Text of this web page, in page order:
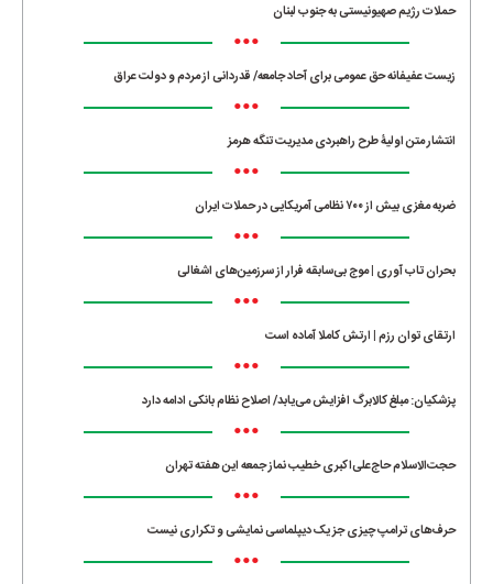
حملات رژیم صهیونیستی به جنوب لبنان
•••
زیست عفیفانه حق عمومی برای آحاد جامعه/ قدردانی از مردم و دولت عراق
•••
انتشار متن اولیۀ طرح راهبردی مدیریت تنگه هرمز
•••
ضربه مغزی بیش از ۷۰۰ نظامی آمریکایی در حملات ایران
•••
بحران تاب آوری | موج بی‌سابقه فرار از سرزمین‌های اشغالی
•••
ارتقای توان رزم | ارتش کاملا آماده است
•••
پزشکیان: مبلغ کالابرگ افزایش می‌یابد/ اصلاح نظام بانکی ادامه دارد
•••
حجت‌الاسلام حاج‌علی‌اکبری خطیب نماز جمعه این هفته تهران
•••
حرف‌های ترامپ چیزی جز یک دیپلماسی نمایشی و تکراری نیست
•••